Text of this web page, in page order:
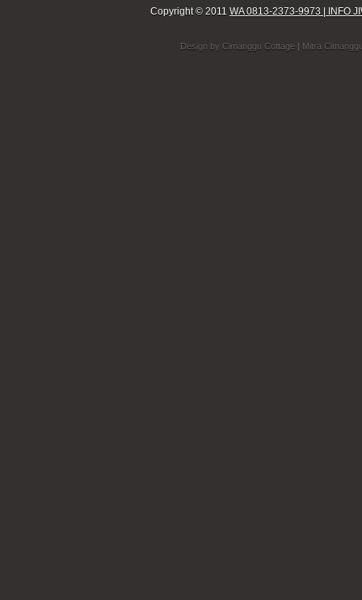
Copyright © 2011 WA 0813-2373-9973 | INFO
Design by Cimanggu Cottage| Mitra